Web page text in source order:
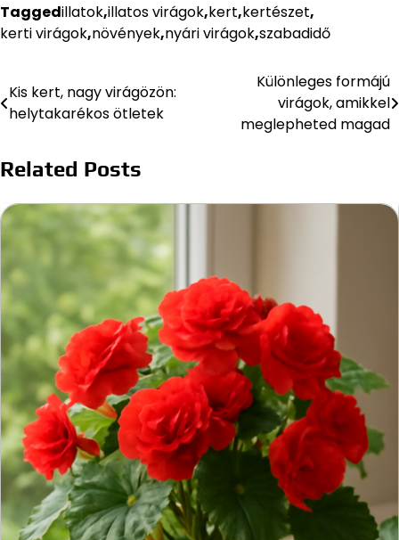
Taggedillatok,illatos virágok,kert,kertészet,
kerti virágok,növények,nyári virágok,szabadidő
Bejegyzés
navigáció
Kis kert, nagy virágözön:
helytakarékos ötletek
Különleges formájú
virágok, amikkel
meglepheted magad
Related Posts